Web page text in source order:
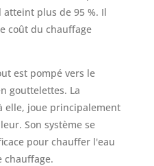
plus de 95 %. Il
coût du chauffage
est pompé vers le
gouttelettes. La
elle, joue principalement
Son système se
pour chauffer l'eau
chauffage.